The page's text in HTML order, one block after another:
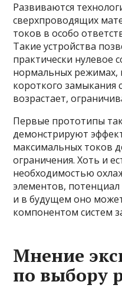
Развиваются
сверхпроводящих
токов в особо
Такие устройства
практически нулевое
нормальных режимах,
короткого замыкания
возрастает,
Первые прототипы
демонстрируют
максимальных токов
ограничения. Хоть и
необходимостью
элементов,
и в будущем оно
компонентом систем
Мнение
по выбору